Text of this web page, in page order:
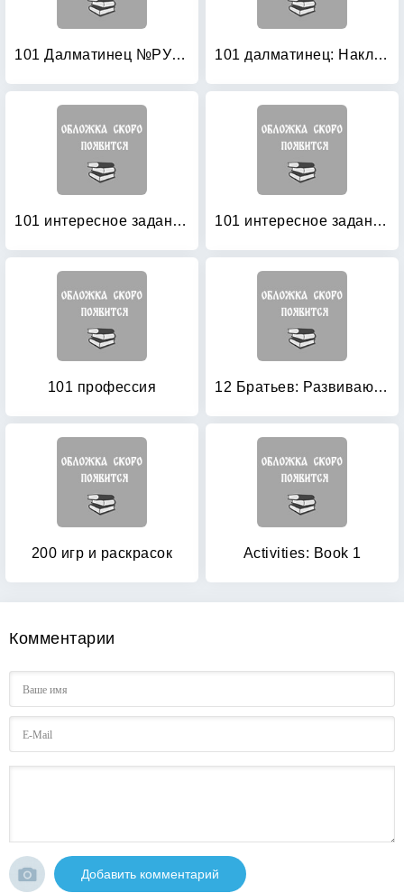
101 Далматинец №РУ 1024: Раскраска 101 далматинец: Наклей, дорисуй и раскрась №1218
101 интересное задание (с маркером) 101 интересное задание (с маркером)
101 профессия 12 Братьев: Развивающая раскраска
200 игр и раскрасок Activities: Book 1
Комментарии